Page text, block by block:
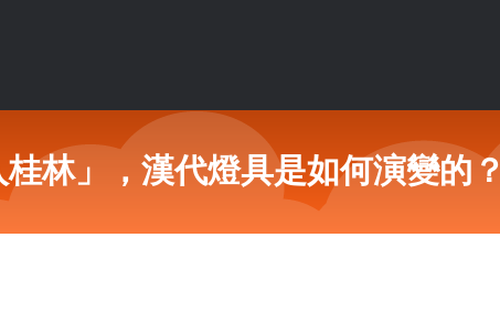
林」，漢代燈具是如何演變的？